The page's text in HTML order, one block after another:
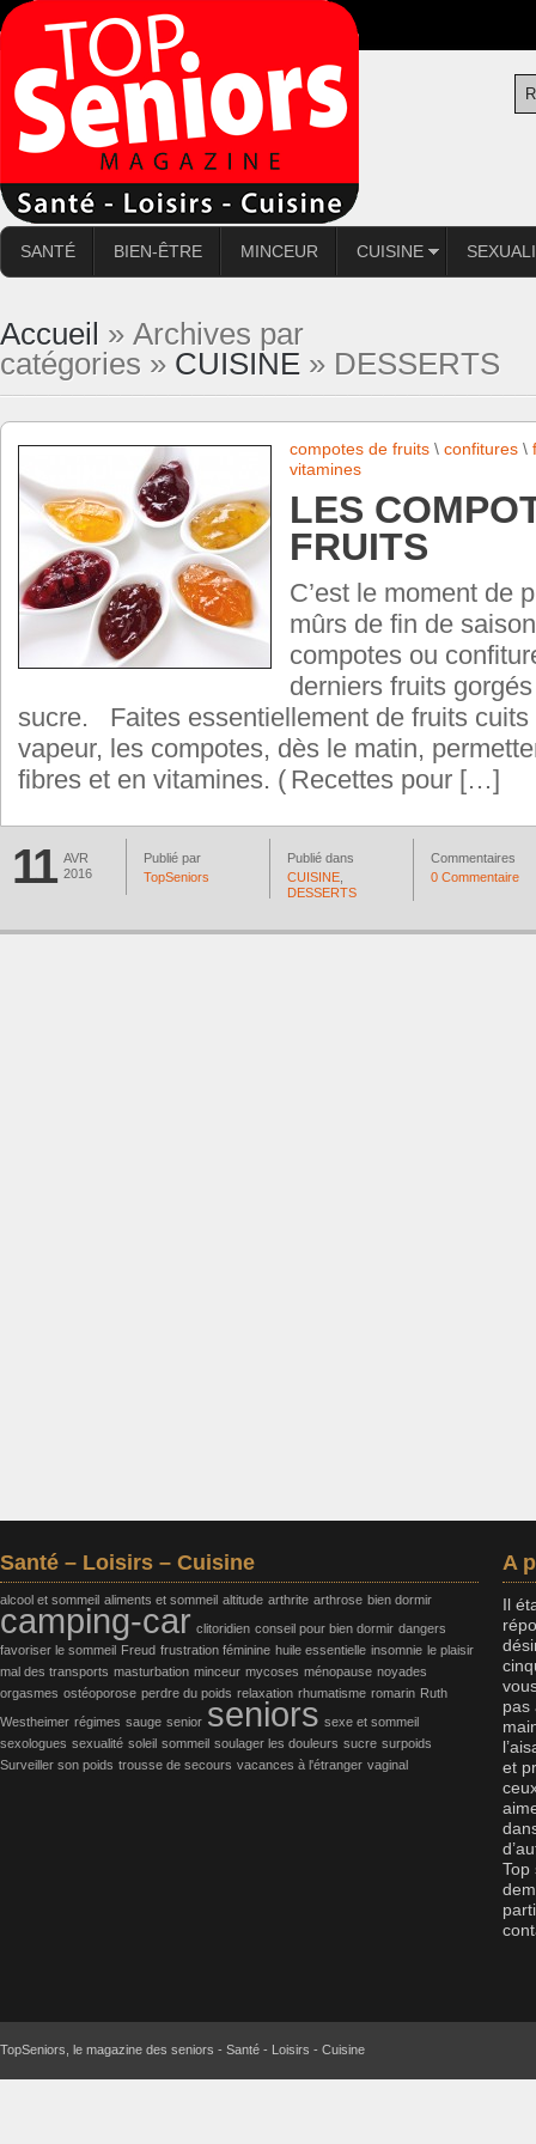
SANTÉ BIEN-ÊTRE MINCEUR CUISINE
Accueil » Archives par
catégories » CUISINE » DESSERTS
compotes de fruits \ confitures \
vitamines
LES
FRUITS
C’est le moment de
mûrs de fin de
compotes ou
derniers fruits
sucre. Faites essentiellement de fruits cuits
vapeur, les compotes, dès le matin,
fibres et en vitamines. ( Recettes pour […]
11 AVR
2016
Publié par
TopSeniors
Publié dans
CUISINE
DESSERTS
Commentaires
0 Commentaire
Santé – Loisirs – Cuisine
alcool et sommeil aliments et sommeil altitude arthrite arthrose bien dormir
camping-car clitoridien conseil pour bien dormir dangers
favoriser le sommeil Freud frustration féminine huile essentielle insomnie le plaisir
mal des transports masturbation minceur mycoses ménopause noyades
orgasmes ostéoporose perdre du poids relaxation rhumatisme romarin Ruth
Westheimer régimes sauge senior seniors sexe et sommeil
sexologues sexualité soleil sommeil soulager les douleurs sucre surpoids
Surveiller son poids trousse de secours vacances à l'étranger vaginal
A
Il
pas
et
Top
TopSeniors, le magazine des seniors - Santé - Loisirs - Cuisine